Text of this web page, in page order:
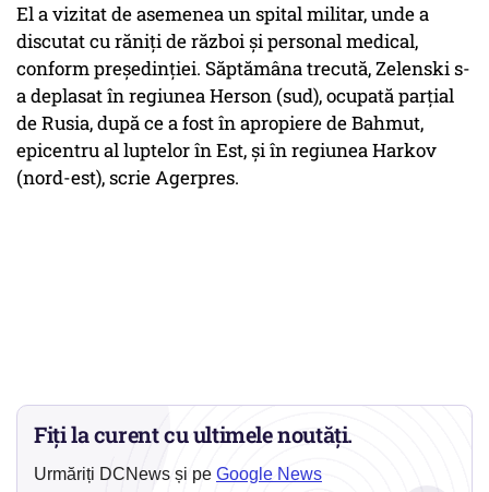
El a vizitat de asemenea un spital militar, unde a
discutat cu răniţi de război şi personal medical,
conform preşedinţiei. Săptămâna trecută, Zelenski s-
a deplasat în regiunea Herson (sud), ocupată parţial
de Rusia, după ce a fost în apropiere de Bahmut,
epicentru al luptelor în Est, şi în regiunea Harkov
(nord-est), scrie Agerpres.
Fiți la curent cu ultimele noutăți.
Urmăriți DCNews și pe Google News